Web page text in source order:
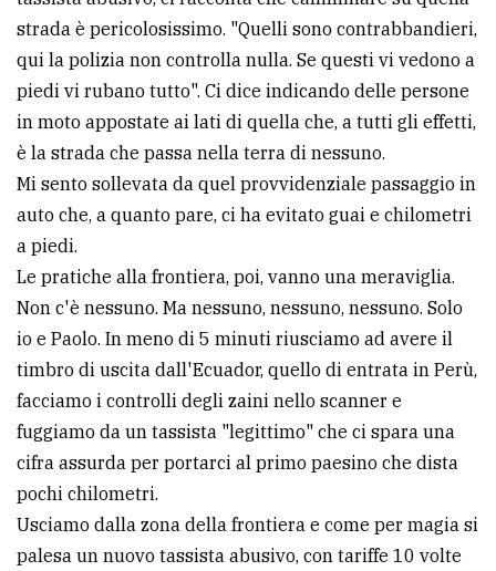
strada è pericolosissimo. "Quelli sono contrabbandieri,
qui la polizia non controlla nulla. Se questi vi vedono a
piedi vi rubano tutto". Ci dice indicando delle persone
in moto appostate ai lati di quella che, a tutti gli effetti,
è la strada che passa nella terra di nessuno.
Mi sento sollevata da quel provvidenziale passaggio in
auto che, a quanto pare, ci ha evitato guai e chilometri
a piedi.
Le pratiche alla frontiera, poi, vanno una meraviglia.
Non c'è nessuno. Ma nessuno, nessuno, nessuno. Solo
io e Paolo. In meno di 5 minuti riusciamo ad avere il
timbro di uscita dall'Ecuador, quello di entrata in Perù,
facciamo i controlli degli zaini nello scanner e
fuggiamo da un tassista "legittimo" che ci spara una
cifra assurda per portarci al primo paesino che dista
pochi chilometri.
Usciamo dalla zona della frontiera e come per magia si
palesa un nuovo tassista abusivo, con tariffe 10 volte